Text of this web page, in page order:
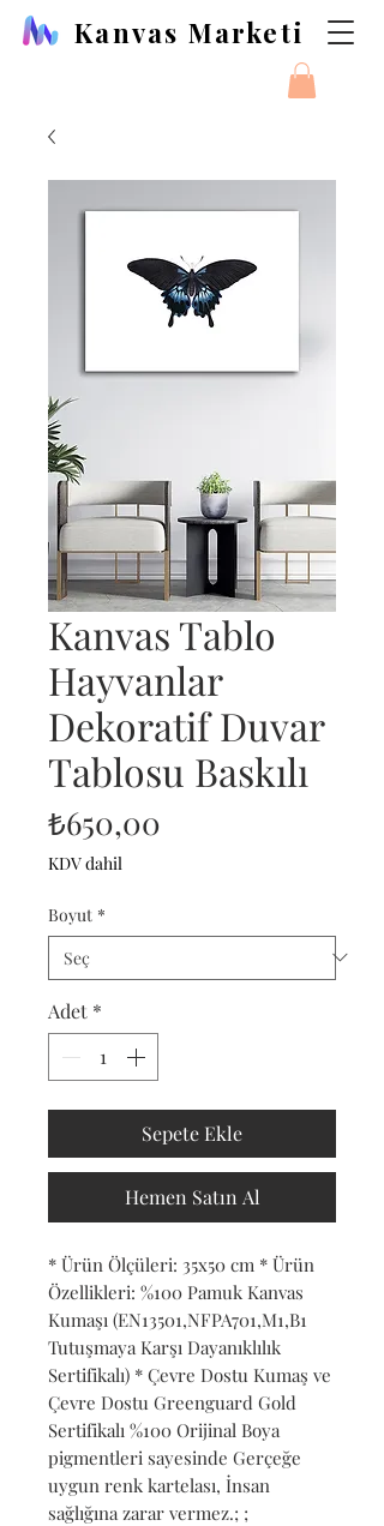
Kanvas Marketi
Kanvas Tablo
Hayvanlar
Dekoratif Duvar
Tablosu Baskılı
₺650,00
KDV dahil
Boyut *
Adet *
Sepete Ekle
Hemen Satın Al
* Ürün Ölçüleri: 35x50 cm * Ürün
Özellikleri: %100 Pamuk Kanvas
Kumaşı (EN13501,NFPA701,M1,B1
Tutuşmaya Karşı Dayanıklılık
Sertifikalı) * Çevre Dostu Kumaş ve
Çevre Dostu Greenguard Gold
Sertifikalı %100 Orijinal Boya
pigmentleri sayesinde Gerçeğe
uygun renk kartelası, İnsan
sağlığına zarar vermez.; ;